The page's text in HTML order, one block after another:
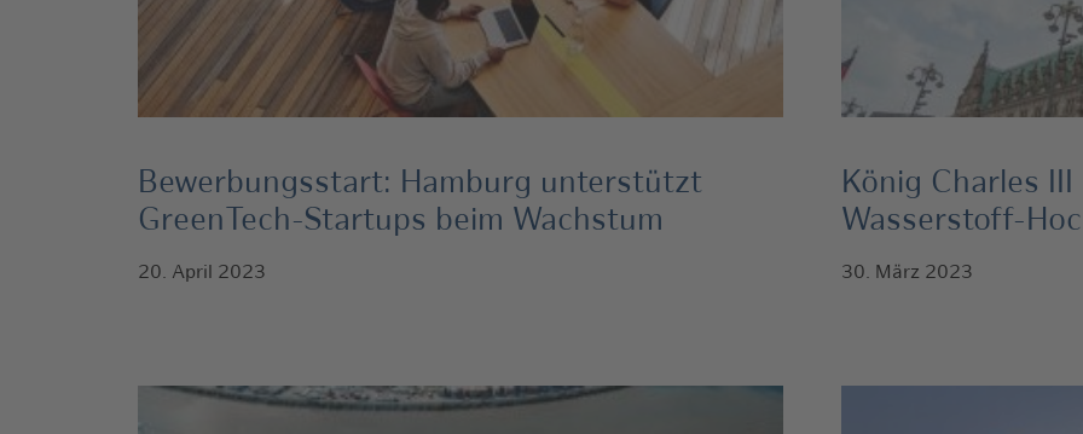
Bewerbungsstart: Hamburg unterstützt
GreenTech-Startups beim Wachstum
20. April 2023
König Charles
Wasserstoff-
30. März 2023